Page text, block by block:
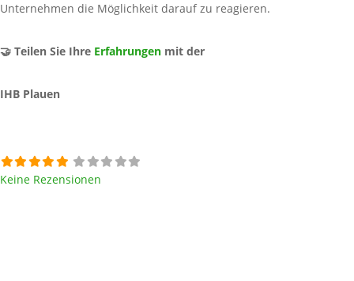
Unternehmen die Möglichkeit darauf zu reagieren.
🤝 Teilen Sie Ihre Erfahrungen mit der
IHB Plauen
Keine Rezensionen